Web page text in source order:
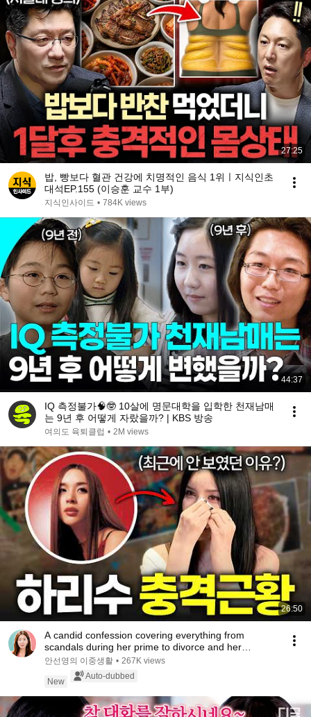
27:25
밥, 빵보다 혈관 건강에 치명적인 음식 1위ㅣ지식인초
대석EP.155 (이승훈 교수 1부)
지식인사이드 • 784K views
44:37
IQ 측정불가🧠🤓 10살에 명문대학을 입학한 천재남매
는 9년 후 어떻게 자랐을까? | KBS 방송
여의도 육퇴클럽 • 2M views
26:50
A candid confession covering everything from
scandals during her prime to divorce and her
experie...
안선영의 이중생활 • 267K views
New
Auto-dubbed